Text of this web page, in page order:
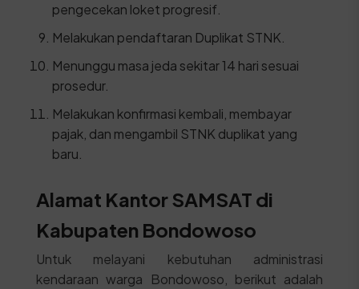
pengecekan loket progresif.
Melakukan pendaftaran Duplikat STNK.
Menunggu masa jeda sekitar 14 hari sesuai
prosedur.
Melakukan konfirmasi kembali, membayar
pajak, dan mengambil STNK duplikat yang
baru.
Alamat Kantor SAMSAT di
Kabupaten Bondowoso
Untuk melayani kebutuhan administrasi
kendaraan warga Bondowoso, berikut adalah